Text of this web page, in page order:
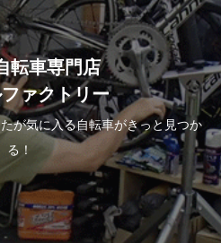
転車専門店
ァクトリー
が気に入る自転車がきっと見つか
る！